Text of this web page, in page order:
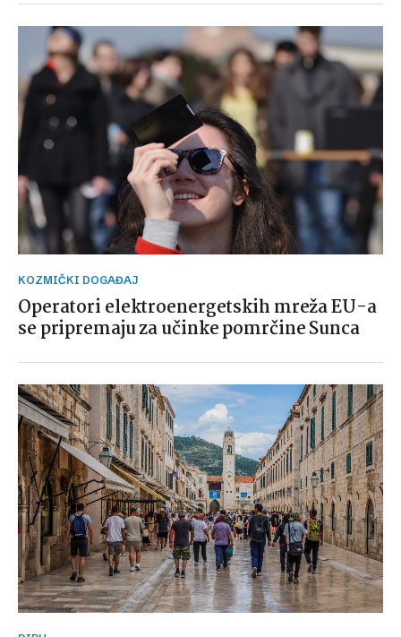
KOZMIČKI DOGAĐAJ
Operatori elektroenergetskih mreža EU-a
se pripremaju za učinke pomrčine Sunca